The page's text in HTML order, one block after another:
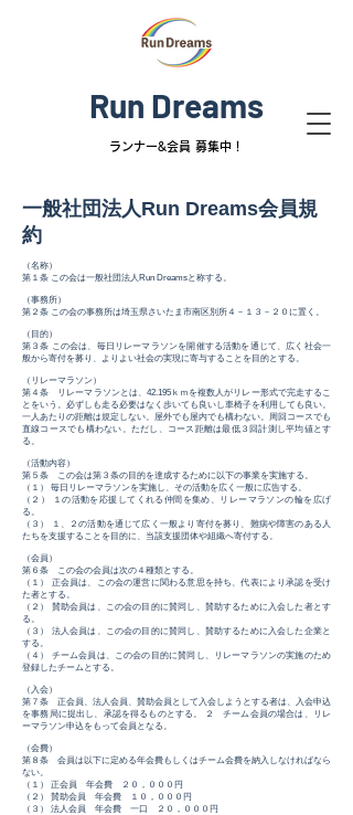
ランナー&会員 募集中！
Run Dreams
一般社団法人Run Dreams会員規
約
（名称）
第１条 この会は一般社団法人Run Dreamsと称する。
（事務所）
第２条 この会の事務所は埼玉県さいたま市南区別所４－１３－２０に置く。
（目的）
第３条 この会は、毎日リレーマラソンを開催する活動を通じて、広く社会一
般から寄付を募り、よりよい社会の実現に寄与することを目的とする。
（リレーマラソン）
第４条 リレーマラソンとは、42.195ｋｍを複数人がリレー形式で完走するこ
とをいう。必ずしも走る必要はなく歩いても良いし車椅子を利用しても良い。
一人あたりの距離は規定しない。屋外でも屋内でも構わない。周回コースでも
直線コースでも構わない。ただし、コース距離は最低３回計測し平均値とす
る。
（活動内容）
第５条 この会は第３条の目的を達成するために以下の事業を実施する。
（１） 毎日リレーマラソンを実施し、その活動を広く一般に広告する。
（２） １の活動を応援してくれる仲間を集め、リレーマラソンの輪を広げ
る。
（３） １、２の活動を通じて広く一般より寄付を募り、難病や障害のある人
たちを支援することを目的に、当該支援団体や組織へ寄付する。
（会員）
第６条 この会の会員は次の４種類とする。
（１） 正会員は、この会の運営に関わる意思を持ち、代表により承認を受け
た者とする。
（２） 賛助会員は、この会の目的に賛同し、賛助するために入会した者とす
る。
（３） 法人会員は、この会の目的に賛同し、賛助するために入会した企業と
する。
（４） チーム会員は、この会の目的に賛同し、リレーマラソンの実施のため
登録したチームとする。
（入会）
第７条 正会員、法人会員、賛助会員として入会しようとする者は、入会申込
を事務局に提出し、承認を得るものとする。 ２ チーム会員の場合は、リレ
ーマラソン申込をもって会員となる。
（会費）
第８条 会員は以下に定める年会費もしくはチーム会費を納入しなければなら
ない。
（１） 正会員 年会費 ２０，０００円
（２） 賛助会員 年会費 １０，０００円
（３） 法人会員 年会費 一口 ２０，０００円